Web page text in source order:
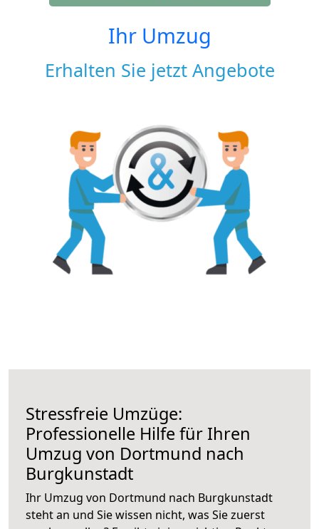
Ihr Umzug
Erhalten Sie jetzt Angebote
Stressfreie Umzüge:
Professionelle Hilfe für Ihren
Umzug von Dortmund nach
Burgkunstadt
Ihr Umzug von Dortmund nach Burgkunstadt
steht an und Sie wissen nicht, was Sie zuerst